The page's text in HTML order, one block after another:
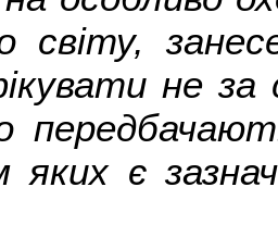
світу,
не
яких є